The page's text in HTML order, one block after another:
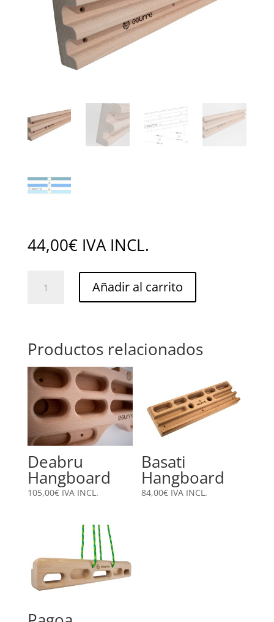
44,00€ IVA INCL.
Hangboard
Añadir al carrito
Productos relacionados
Deabru
Hangboard
105,00€ IVA INCL.
Basati
Hangboard
84,00€ IVA INCL.